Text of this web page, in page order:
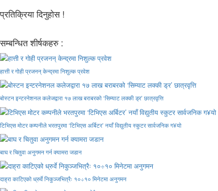
प्रतिक्रिया दिनुहोस !
सम्बन्धित शीर्षकहरु :
हात्ती र गोही प्रजनन् केन्द्रमा निशुल्क प्रवेश
बोस्टन इन्टरनेशनल कलेजद्वारा १७ लाख बराबरको ‘सिम्याट लक्की ड्र’ छात्रवृत्ति
टिभिएस मोटर कम्पनीले भरतपुरमा ‘टिभिएस अर्बिटर’ नयाँ विद्युतीय स्कुटर सार्वजनिक ग¥यो
बाघ र चितुवा अनुगमन गर्न क्यामरा जडान
दाह्रा काटिएको ध्रुर्वे निकुञ्जभित्रैः १०÷१० मिनेटमा अनुगमन